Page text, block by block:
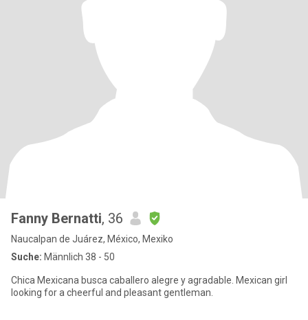
Fanny Bernatti, 36
Naucalpan de Juárez, México, Mexiko
Suche: Männlich 38 - 50
Chica Mexicana busca caballero alegre y agradable. Mexican girl
looking for a cheerful and pleasant gentleman.